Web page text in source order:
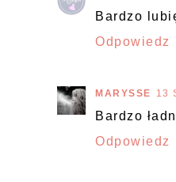
Bardzo
Odpowiedz
MARYSSE 13
Bardzo
Odpowiedz